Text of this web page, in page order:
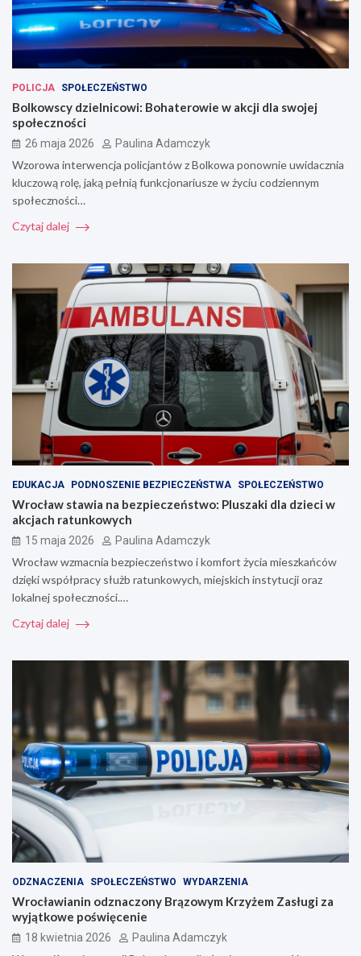
POLICJA SPOŁECZEŃSTWO
Bolkowscy dzielnicowi: Bohaterowie w akcji dla swojej
społeczności
26 maja 2026 Paulina Adamczyk
Wzorowa interwencja policjantów z Bolkowa ponownie uwidacznia
kluczową rolę, jaką pełnią funkcjonariusze w życiu codziennym
społeczności…
Czytaj dalej
EDUKACJA PODNOSZENIE BEZPIECZEŃSTWA SPOŁECZEŃSTWO
Wrocław stawia na bezpieczeństwo: Pluszaki dla dzieci w
akcjach ratunkowych
15 maja 2026 Paulina Adamczyk
Wrocław wzmacnia bezpieczeństwo i komfort życia mieszkańców
dzięki współpracy służb ratunkowych, miejskich instytucji oraz
lokalnej społeczności.…
Czytaj dalej
ODZNACZENIA SPOŁECZEŃSTWO WYDARZENIA
Wrocławianin odznaczony Brązowym Krzyżem Zasługi za
wyjątkowe poświęcenie
18 kwietnia 2026 Paulina Adamczyk